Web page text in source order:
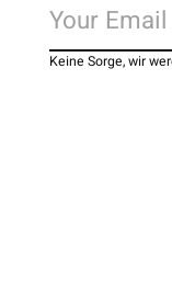
Keine Sorge, wir